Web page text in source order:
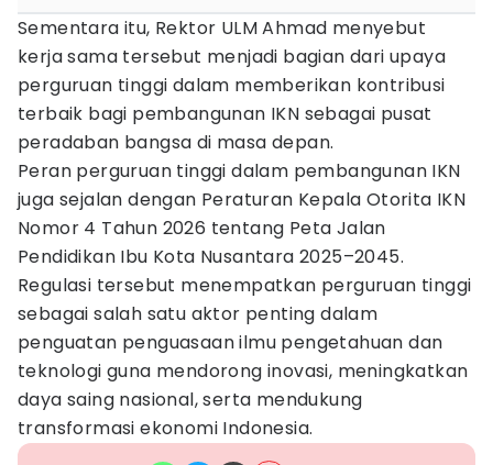
Sementara itu, Rektor ULM Ahmad menyebut
kerja sama tersebut menjadi bagian dari upaya
perguruan tinggi dalam memberikan kontribusi
terbaik bagi pembangunan IKN sebagai pusat
peradaban bangsa di masa depan.
Peran perguruan tinggi dalam pembangunan IKN
juga sejalan dengan Peraturan Kepala Otorita IKN
Nomor 4 Tahun 2026 tentang Peta Jalan
Pendidikan Ibu Kota Nusantara 2025–2045.
Regulasi tersebut menempatkan perguruan tinggi
sebagai salah satu aktor penting dalam
penguatan penguasaan ilmu pengetahuan dan
teknologi guna mendorong inovasi, meningkatkan
daya saing nasional, serta mendukung
transformasi ekonomi Indonesia.